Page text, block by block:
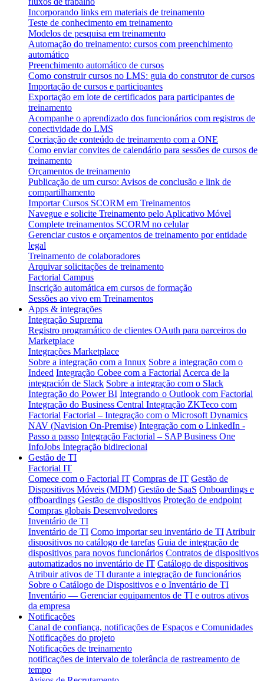
Incorporando links em materiais de treinamento
Teste de conhecimento em treinamento
Modelos de pesquisa em treinamento
Automação do treinamento: cursos com preenchimento
automático
Preenchimento automático de cursos
Como construir cursos no LMS: guia do construtor de cursos
Importação de cursos e participantes
Exportação em lote de certificados para participantes de
treinamento
Acompanhe o aprendizado dos funcionários com registros de
conectividade do LMS
Cocriação de conteúdo de treinamento com a ONE
Como enviar convites de calendário para sessões de cursos de
treinamento
Orçamentos de treinamento
Publicação de um curso: Avisos de conclusão e link de
compartilhamento
Importar Cursos SCORM em Treinamentos
Navegue e solicite Treinamento pelo Aplicativo Móvel
Complete treinamentos SCORM no celular
Gerenciar custos e orçamentos de treinamento por entidade
legal
Treinamento de colaboradores
Arquivar solicitações de treinamento
Factorial Campus
Inscrição automática em cursos de formação
Sessões ao vivo em Treinamentos
Apps & integrações
Integração Suprema
Registro programático de clientes OAuth para parceiros do
Marketplace
Integrações Marketplace
Sobre a integração com a Innux Sobre a integração com o
Indeed Integração Cobee com a Factorial Acerca de la
integración de Slack Sobre a integração com o Slack
Integração do Power BI Integrando o Outlook com Factorial
Integração do Business Central Integração ZKTeco com
Factorial Factorial – Integração com o Microsoft Dynamics
NAV (Navision On-Premise) Integração com o LinkedIn -
Passo a passo Integração Factorial – SAP Business One
InfoJobs Integração bidirecional
Gestão de TI
Factorial IT
Comece com o Factorial IT Compras de IT Gestão de
Dispositivos Móveis (MDM) Gestão de SaaS Onboardings e
offboardings Gestão de dispositivos Proteção de endpoint
Compras globais Desenvolvedores
Inventário de TI
Inventário de TI Como importar seu inventário de TI Atribuir
dispositivos no catálogo de tarefas Guia de integração de
dispositivos para novos funcionários Contratos de dispositivos
automatizados no inventário de IT Catálogo de dispositivos
Atribuir ativos de TI durante a integração de funcionários
Sobre o Catálogo de Dispositivos e o Inventário de TI
Inventário — Gerenciar equipamentos de TI e outros ativos
da empresa
Notificações
Canal de confiança, notificações de Espaços e Comunidades
Notificações do projeto
Notificações de treinamento
notificações de intervalo de tolerância de rastreamento de
tempo